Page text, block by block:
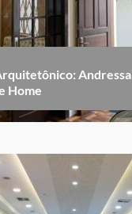
Andressa
Home